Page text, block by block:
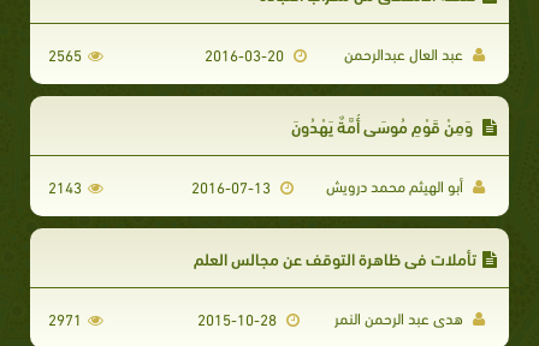
عبد العال عبدالرحمن 2016-03-20
2565
وَمِنْ قَوْمِ مُوسَى أُمَّةٌ يَهْدُونَ
أبو الهيثم محمد درويش 2016-07-13
2143
تأملات في ظاهرة التوقف عن مجالس العلم
هدى عبد الرحمن النمر 2015-10-28
2971